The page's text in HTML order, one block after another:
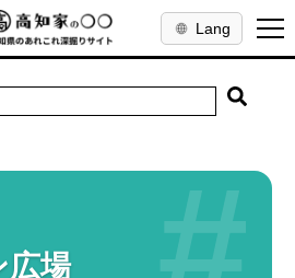
Lang
広場